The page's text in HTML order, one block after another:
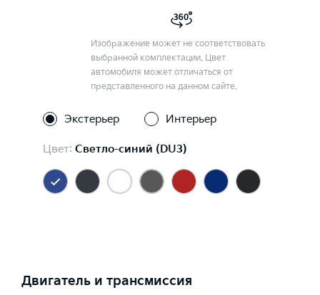
Изображение может не соответствовать
выбранной комплектации. Цвет
автомобиля может отличаться от
представленного на данном сайте.
Экстерьер Интерьер
Цвет: Светло-синий (DU3)
Двигатель и трансмиссия